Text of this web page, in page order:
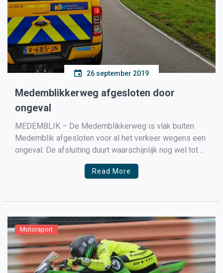
26 september 2019
Medemblikkerweg afgesloten door
ongeval
MEDEMBLIK – De Medemblikkerweg is vlak buiten
Medemblik afgesloten voor al het verkeer wegens een
ongeval. De afsluiting duurt waarschijnlijk nog wel tot
20.00 uur vanavond..
Read More
Motorsport